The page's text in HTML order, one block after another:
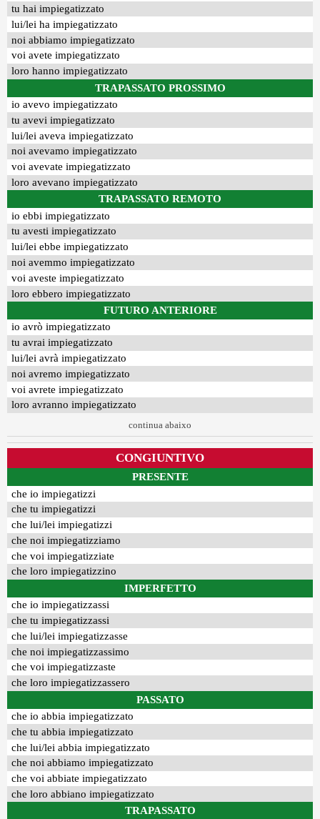
tu hai impiegatizzato
lui/lei ha impiegatizzato
noi abbiamo impiegatizzato
voi avete impiegatizzato
loro hanno impiegatizzato
TRAPASSATO PROSSIMO
io avevo impiegatizzato
tu avevi impiegatizzato
lui/lei aveva impiegatizzato
noi avevamo impiegatizzato
voi avevate impiegatizzato
loro avevano impiegatizzato
TRAPASSATO REMOTO
io ebbi impiegatizzato
tu avesti impiegatizzato
lui/lei ebbe impiegatizzato
noi avemmo impiegatizzato
voi aveste impiegatizzato
loro ebbero impiegatizzato
FUTURO ANTERIORE
io avrò impiegatizzato
tu avrai impiegatizzato
lui/lei avrà impiegatizzato
noi avremo impiegatizzato
voi avrete impiegatizzato
loro avranno impiegatizzato
continua abaixo
CONGIUNTIVO
PRESENTE
che io impiegatizzi
che tu impiegatizzi
che lui/lei impiegatizzi
che noi impiegatizziamo
che voi impiegatizziate
che loro impiegatizzino
IMPERFETTO
che io impiegatizzassi
che tu impiegatizzassi
che lui/lei impiegatizzasse
che noi impiegatizzassimo
che voi impiegatizzaste
che loro impiegatizzassero
PASSATO
che io abbia impiegatizzato
che tu abbia impiegatizzato
che lui/lei abbia impiegatizzato
che noi abbiamo impiegatizzato
che voi abbiate impiegatizzato
che loro abbiano impiegatizzato
TRAPASSATO